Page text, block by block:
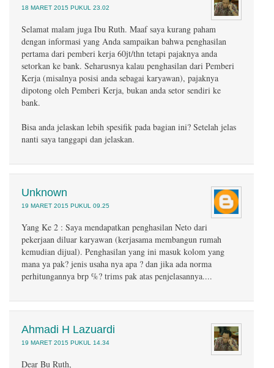
18 MARET 2015 PUKUL 23.02
Selamat malam juga Ibu Ruth. Maaf saya kurang paham
dengan informasi yang Anda sampaikan bahwa penghasilan
pertama dari pemberi kerja 60jt/thn tetapi pajaknya anda
setorkan ke bank. Seharusnya kalau penghasilan dari Pemberi
Kerja (misalnya posisi anda sebagai karyawan), pajaknya
dipotong oleh Pemberi Kerja, bukan anda setor sendiri ke
bank.
Bisa anda jelaskan lebih spesifik pada bagian ini? Setelah jelas
nanti saya tanggapi dan jelaskan.
Unknown
19 MARET 2015 PUKUL 09.25
Yang Ke 2 : Saya mendapatkan penghasilan Neto dari
pekerjaan diluar karyawan (kerjasama membangun rumah
kemudian dijual). Penghasilan yang ini masuk kolom yang
mana ya pak? jenis usaha nya apa ? dan jika ada norma
perhitungannya brp %? trims pak atas penjelasannya....
Ahmadi H Lazuardi
19 MARET 2015 PUKUL 14.34
Dear Bu Ruth,